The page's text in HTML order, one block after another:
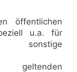
öffentlichen
u.a. für
geltenden